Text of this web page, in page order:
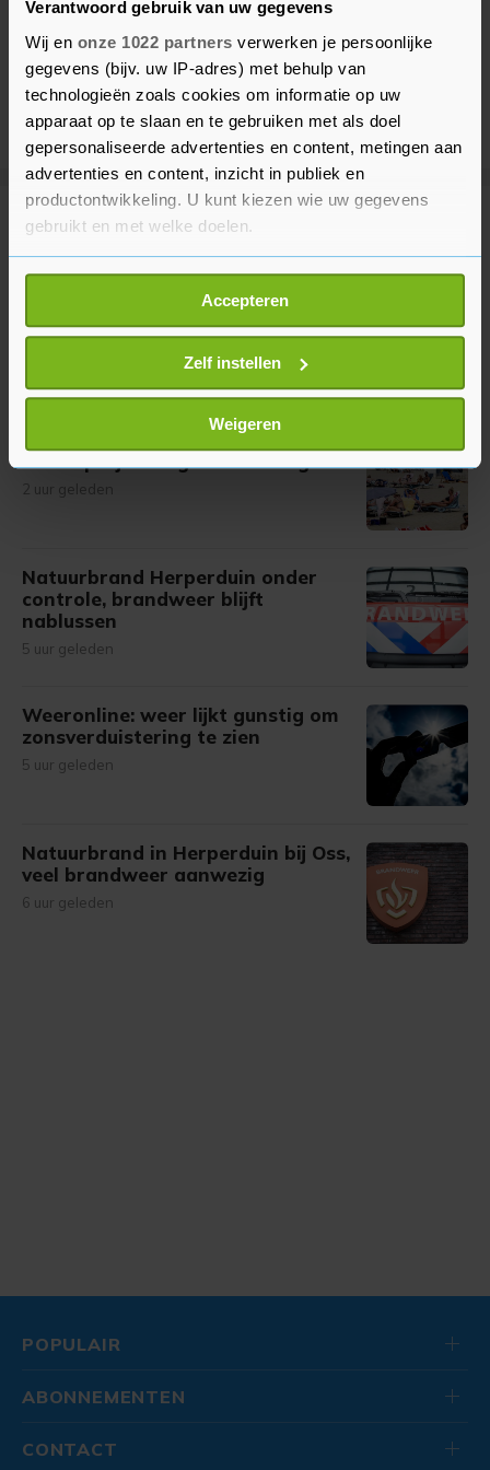
Verantwoord gebruik van uw gegevens
Wij en onze 1022 partners verwerken je persoonlijke
gegevens (bijv. uw IP-adres) met behulp van
technologieën zoals cookies om informatie op uw
apparaat op te slaan en te gebruiken met als doel
gepersonaliseerde advertenties en content, metingen aan
advertenties en content, inzicht in publiek en
productontwikkeling. U kunt kiezen wie uw gegevens
gebruikt en met welke doelen.
Als u het toestaat, willen we ook graag:
Informatie verzamelen over uw geografische
locatie, die tot een paar meter nauwkeurig kan zijn
Uw apparaat identificeren door het actief te
scannen op specifieke eigenschappen (fingerprinting)
Lees meer over hoe uw persoonlijke gegevens worden
verwerkt en stel uw voorkeuren in het
U kunt uw toestemming op elk moment wijzigen of
intrekken in de Cookieverklaring.
bezoek makkelijker en persoonlijker. Op
onze cookiepagina kun je ons cookiebeleid bekijken en je
gemaakte keuze altijd wijzigen of intrekken.
Accepteren
Zelf instellen
Weigeren
Meer uit Binnenland
Politie: verdachte van
steekpartijen Rotterdam krijgt
zorg
Hoge temperaturen op komst,
2 uur geleden
Natuurbrand Herperduin onder
controle, brandweer blijft
nablussen
5 uur geleden
Weeronline: weer lijkt gunstig om
zonsverduistering te zien
5 uur geleden
Natuurbrand in Herperduin bij Oss,
veel brandweer aanwezig
6 uur geleden
POPULAIR
ABONNEMENTEN
CONTACT